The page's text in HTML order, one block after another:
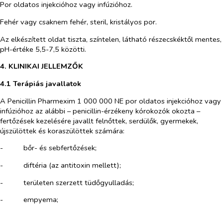
Por oldatos injekcióhoz vagy infúzióhoz.
Fehér vagy csaknem fehér, steril, kristályos por.
Az elkészített oldat tiszta, színtelen, látható részecskéktől mentes,
pH-értéke 5,5-7,5 közötti.
4. KLINIKAI JELLEMZŐK
4.1 Terápiás javallatok
A Penicillin Pharmexim 1 000 000 NE por oldatos injekcióhoz vagy
infúzióhoz az alábbi – penicillin-érzékeny kórokozók okozta –
fertőzések kezelésére javallt felnőttek, serdülők, gyermekek,
újszülöttek és koraszülöttek számára:
-​
bőr- és sebfertőzések;
-​
diftéria (az antitoxin mellett);
-​
területen szerzett tüdőgyulladás;
-​
empyema;